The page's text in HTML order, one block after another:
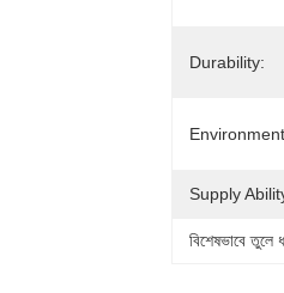
Durability:
Supply
বিশেষভাবে তুলে